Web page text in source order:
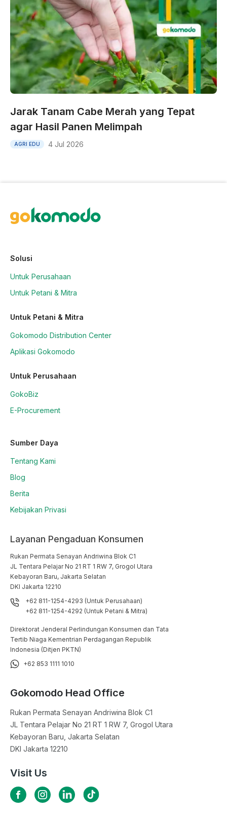
Jarak Tanam Cabe Merah yang Tepat
agar Hasil Panen Melimpah
AGRI EDU 4 Jul 2026
Solusi
Untuk Perusahaan
Untuk Petani & Mitra
Untuk Petani & Mitra
Gokomodo Distribution Center
Aplikasi Gokomodo
Untuk Perusahaan
GokoBiz
E-Procurement
Sumber Daya
Tentang Kami
Blog
Berita
Kebijakan Privasi
Layanan Pengaduan Konsumen
Rukan Permata Senayan Andriwina Blok C1
JL Tentara Pelajar No 21 RT 1 RW 7, Grogol Utara
Kebayoran Baru, Jakarta Selatan
DKI Jakarta 12210
+62 811-1254-4293 (Untuk Perusahaan)
+62 811-1254-4292 (Untuk Petani & Mitra)
Direktorat Jenderal Perlindungan Konsumen dan Tata
Tertib Niaga Kementrian Perdagangan Republik
Indonesia (Ditjen PKTN)
+62 853 1111 1010
Gokomodo Head Office
Rukan Permata Senayan Andriwina Blok C1
JL Tentara Pelajar No 21 RT 1 RW 7, Grogol Utara
Kebayoran Baru, Jakarta Selatan
DKI Jakarta 12210
Visit Us